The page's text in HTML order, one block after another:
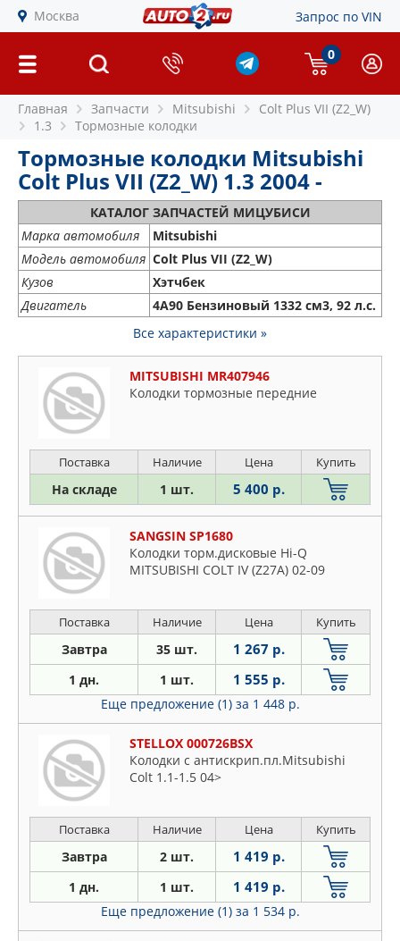
Москва Запрос по VIN
0
Главная Запчасти Mitsubishi
Colt Plus VII (Z2_W)
1.3
Тормозные колодки
Тормозные колодки Mitsubishi
Colt Plus VII (Z2_W) 1.3 2004 -
КАТАЛОГ ЗАПЧАСТЕЙ МИЦУБИСИ
Марка автомобиля
Mitsubishi
Модель автомобиля Colt Plus VII (Z2_W)
Кузов
Хэтчбек
Двигатель
4A90 Бензиновый 1332 см3, 92 л.с.
Все характеристики »
MITSUBISHI MR407946
Колодки тормозные передние
Поставка Наличие Цена Купить
На складе 1 шт. 5 400 р.
SANGSIN SP1680
Колодки торм.дисковые Hi-Q
MITSUBISHI COLT IV (Z27A) 02-09
Поставка Наличие Цена Купить
Завтра 35 шт. 1 267 р.
1 дн. 1 шт. 1 555 р.
Еще предложение (1) за 1 448 р.
STELLOX 000726BSX
Колодки с антискрип.пл.Mitsubishi
Colt 1.1-1.5 04>
Поставка Наличие Цена Купить
Завтра 2 шт. 1 419 р.
1 дн. 1 шт. 1 419 р.
Еще предложение (1) за 1 534 р.